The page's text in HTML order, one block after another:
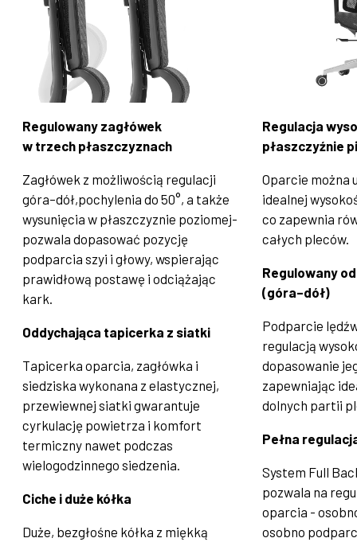
Regulowany zagłówek
w trzech płaszczyznach
Zagłówek z możliwością regulacji
góra–dół,pochylenia do 50°, a także
wysunięcia w płaszczyznie poziomej-
pozwala dopasować pozycję
podparcia szyi i głowy, wspierając
prawidłową postawę i odciążając
kark.
Oddychająca tapicerka z siatki
Tapicerka oparcia, zagłówka i
siedziska wykonana z elastycznej,
przewiewnej siatki gwarantuje
cyrkulację powietrza i komfort
termiczny nawet podczas
wielogodzinnego siedzenia.
Ciche i duże kółka
Duże, bezgłośne kółka z miękką
Regulacja
płaszczyźnie
Oparcie można
idealnej
co zapewnia
całych pleców.
Regulowany
(góra–dół)
Podparcie
regulacją
dopasowanie
zapewniając
dolnych partii
Pełna
System Full
pozwala na
oparcia -
osobno